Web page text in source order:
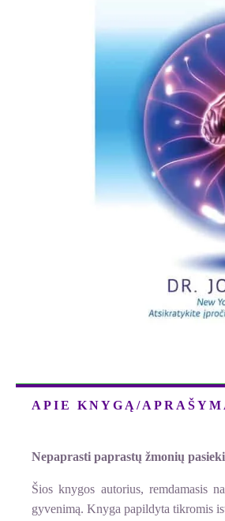
APIE KNYGĄ/
Nepaprasti paprastų žmonių
Šios knygos autorius, remdamasis
gyvenimą. Knyga papildyta tikromis